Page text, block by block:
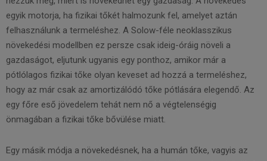
egyik motorja, ha fizikai tőkét halmozunk fel, amelyet aztán
felhasználunk a termeléshez. A Solow-féle neoklasszikus
növekedési modellben ez persze csak ideig-óráig növeli a
gazdaságot, eljutunk ugyanis egy ponthoz, amikor már a
pótlólagos fizikai tőke olyan keveset ad hozzá a termeléshez,
hogy az már csak az amortizálódó tőke pótlására elegendő. Az
egy főre eső jövedelem tehát nem nő a végtelenségig
önmagában a fizikai tőke bővülése miatt.
Egy másik módja a növekedésnek, ha a humán tőke, vagyis az